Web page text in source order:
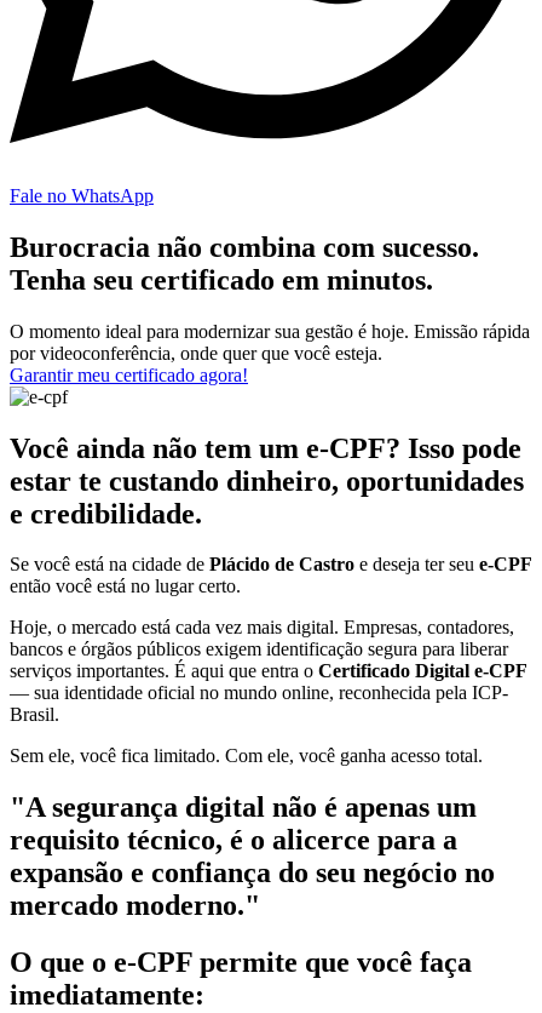
Fale no WhatsApp
Burocracia não combina com sucesso.
Tenha seu certificado em minutos.
O momento ideal para modernizar sua gestão é hoje. Emissão rápida
por videoconferência, onde quer que você esteja.
Garantir meu certificado agora!
Você ainda não tem um e-CPF? Isso pode
estar te custando dinheiro, oportunidades
e credibilidade.
Se você está na cidade de Plácido de Castro e deseja ter seu e-CPF
então você está no lugar certo.
Hoje, o mercado está cada vez mais digital. Empresas, contadores,
bancos e órgãos públicos exigem identificação segura para liberar
serviços importantes. É aqui que entra o Certificado Digital e-CPF
— sua identidade oficial no mundo online, reconhecida pela ICP-
Brasil.
Sem ele, você fica limitado. Com ele, você ganha acesso total.
"A segurança digital não é apenas um
requisito técnico, é o alicerce para a
expansão e confiança do seu negócio no
mercado moderno."
O que o e-CPF permite que você faça
imediatamente: